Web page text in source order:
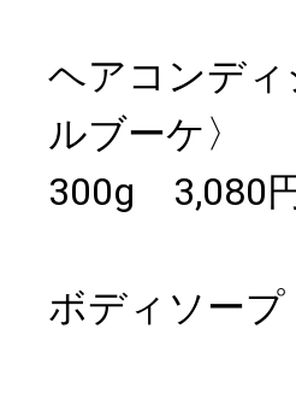
ヘアコンディ
ルブーケ〉
300g 3,080円
ボディソープ